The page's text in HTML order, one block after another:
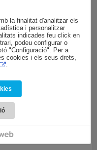
de 26 de
de Alcaldía.
Josefa
a las Comisiones
de la
colegiados.
solicitud de la
del camino
de CREAMA.
la finalitat d'analitzar els
i personalitzar
indicades feu click en
podeu configurar o
"Configuració". Per a
cookies i els seus drets,
.